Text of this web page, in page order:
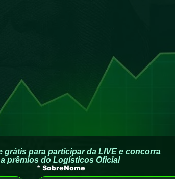
a prêmios do Logísticos Oficial
* SobreNome